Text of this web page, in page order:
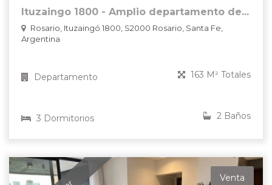
Ituzaingo 1800 - Amplio departamento de...
Rosario, Ituzaingó 1800, S2000 Rosario, Santa Fe,
Argentina
Departamento 163 M² Totales
3 Dormitorios 2 Baños
Venta